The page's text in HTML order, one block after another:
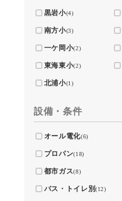
黒岩小(4)
南方小(3)
一ケ岡小(2)
東海東小(2)
北浦小(1)
設備・条件
オール電化(6)
プロパン(18)
都市ガス(8)
バス・トイレ別(12)